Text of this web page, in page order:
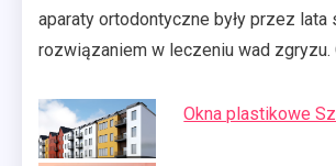
aparaty ortodontyczne były przez lata
rozwiązaniem w leczeniu wad zgryzu.
Okna plastikowe